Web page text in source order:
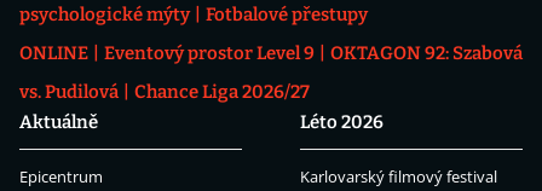
psychologické mýty
Fotbalové přestupy
ONLINE
Eventový prostor Level 9
OKTAGON 92: Szabová
vs. Pudilová
Chance Liga 2026/27
Aktuálně
Epicentrum
Léto 2026
Karlovarský filmový festival